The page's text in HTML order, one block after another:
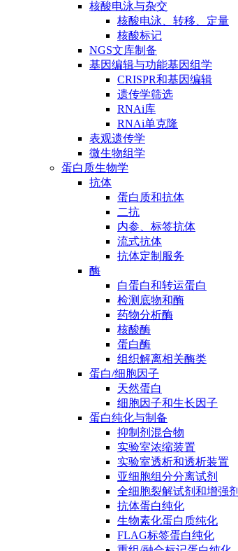
核酸电泳与杂交
核酸电泳、转移、定量
核酸标记
NGS文库制备
基因编辑与功能基因组学
CRISPR和基因编辑
遗传学筛选
RNAi库
RNAi单克隆
表观遗传学
微生物组学
蛋白质生物学
抗体
蛋白质和抗体
二抗
内参、标签抗体
流式抗体
抗体定制服务
酶
白蛋白和转运蛋白
检测底物和酶
药物分析酶
核酸酶
蛋白酶
组织解离相关酶类
蛋白/细胞因子
天然蛋白
细胞因子和生长因子
蛋白纯化与制备
抑制剂混合物
实验室浓缩装置
实验室透析和透析装置
亚细胞组分分离试剂
全细胞裂解试剂和增强剂
抗体蛋白纯化
生物素化蛋白质纯化
FLAG标签蛋白纯化